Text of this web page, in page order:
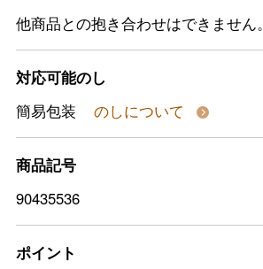
他商品との抱き合わせはできません。
対応可能のし
簡易包装
のしについて
商品記号
90435536
ポイント